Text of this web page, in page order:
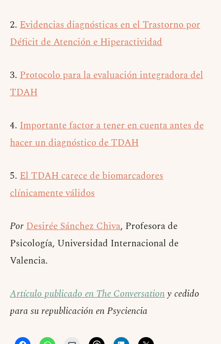
2. Evidencias diagnósticas en el Trastorno por
Déficit de Atención e Hiperactividad
3. Protocolo para la evaluación integradora del
TDAH
4. Importante factor a tener en cuenta antes de
hacer un diagnóstico de TDAH
5. El TDAH carece de biomarcadores
clínicamente válidos
PorDesirée Sánchez Chiva, Profesora de
Psicología, Universidad Internacional de
Valencia.
Artículo publicado en The Conversationy cedido
para su republicación en Psyciencia